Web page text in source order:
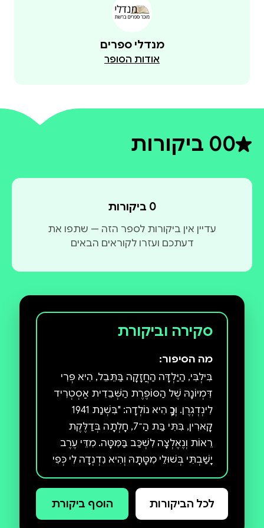
מנדלי ספרים
אודות הסופר
0דירוג ממוצע 0 מתוך 5
0 ביקורות
0 ביקורות
עדיין אין ביקורות לספר הזה — שתפו את
דעתכם ועזרו לקוראים הבאים
סקירה וביקורת
מה הסיפור:
בִּילְבִּי, הַיַּלְדָּה הַחֲזָקָה בַּתֵּבֵל, הִיא פְּרִי
דִּמְיוֹנָהּ שֶׁל הַסּוֹפֶרֶת הַשְּׁבֵדִית אַסְטְרִיד
לִינְדְגְרֶן. וְכָךְ הִיא נוֹלְדָה: "בִּשְׁנַת 1941
קָארִין, בִּתִּי בַּת הַ־7, חָלְתָה בְּדַלֶּקֶת
רֵאוֹת וְנֶאֶלְצָה לִשְׁכַּב בַּמִּטָּה. מִדֵּי עֶרֶב
יָשַׁבְתִּי בְּשׁוּלֵי מִטָּתָהּ וְהִיא נִדְנְדָה לִי כְּפִי
שֶׁיְּלָדִים מְנַדְנְדִים: 'תְּסַפְּרִי לִי סִפּוּר!'
עֶרֶב אֶחָד כְּשֶׁהָיִיתִי מְאוֹד עֲיֵפָה שָׁאַלְתִּי
אוֹתָהּ, 'מָה תִּרְצִי שֶׁאֲסַפֵּר?' וְהִיא עָנְתָה,
לכל הביקורות הוסף ביקורת